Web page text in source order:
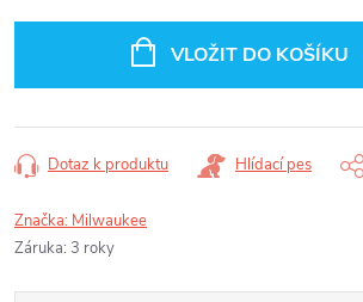
VLOŽIT DO KOŠÍKU
Dotaz k produktu Hlídací pes
Značka: Milwaukee
Záruka: 3 roky